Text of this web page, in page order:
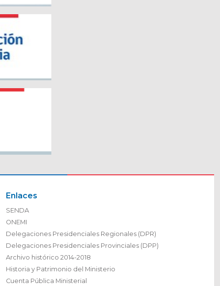
Enlaces
SENDA
ONEMI
Delegaciones Presidenciales Regionales (DPR)
Delegaciones Presidenciales Provinciales (DPP)
Archivo histórico 2014-2018
Historia y Patrimonio del Ministerio
Cuenta Pública Ministerial